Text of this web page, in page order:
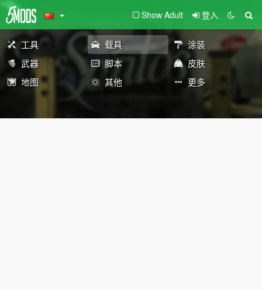
Show Adult 登入
工具 载具
涂装
武器
脚本
皮肤
地图
其他 更多